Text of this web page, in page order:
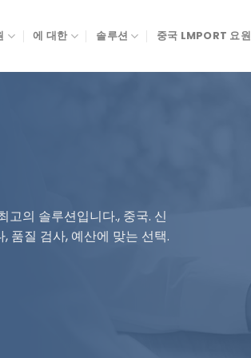
에 대한 솔루션 중국 LMPORT 요원
의 솔루션입니다., 중국. 신
품질 검사, 예산에 맞는 선택.